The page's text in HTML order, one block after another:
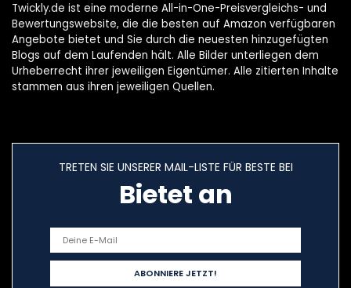
Twickly.de ist eine moderne All-in-One-Preisvergleichs- und
Bewertungswebsite, die die besten auf Amazon verfügbaren
Angebote bietet und Sie durch die neuesten hinzugefügten
Blogs auf dem Laufenden hält. Alle Bilder unterliegen dem
Urheberrecht ihrer jeweiligen Eigentümer. Alle zitierten Inhalte
stammen aus ihren jeweiligen Quellen.
TRETEN SIE UNSERER MAIL-LISTE FÜR BESTE BEI
Bietet an